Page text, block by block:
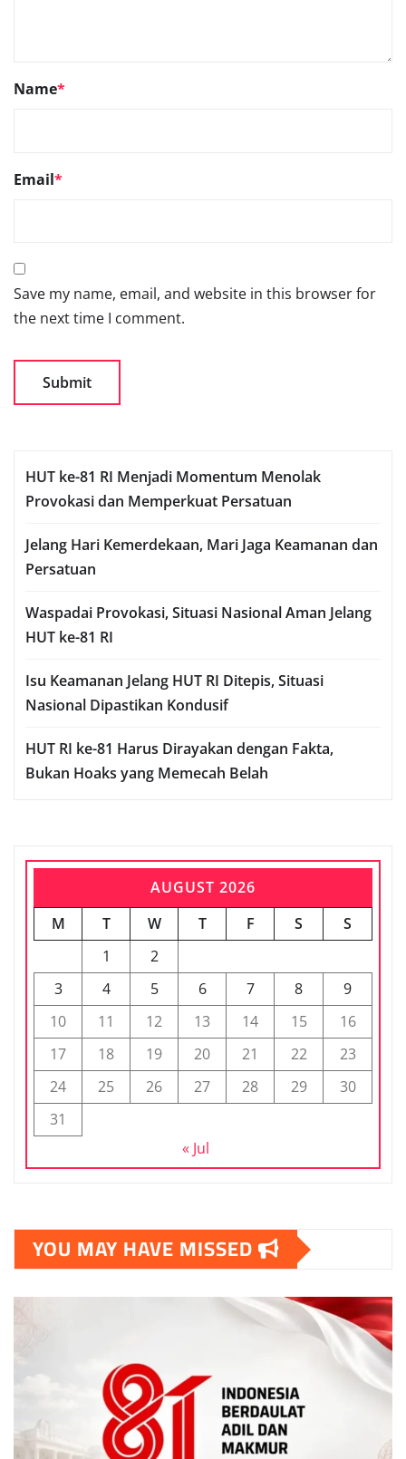
Name*
Email*
Save my name, email, and website in this browser for
the next time I comment.
HUT ke-81 RI Menjadi Momentum Menolak
Provokasi dan Memperkuat Persatuan
Jelang Hari Kemerdekaan, Mari Jaga Keamanan dan
Persatuan
Waspadai Provokasi, Situasi Nasional Aman Jelang
HUT ke-81 RI
Isu Keamanan Jelang HUT RI Ditepis, Situasi
Nasional Dipastikan Kondusif
HUT RI ke-81 Harus Dirayakan dengan Fakta,
Bukan Hoaks yang Memecah Belah
AUGUST 2026
M
T W T F S
S
1
2
3
4 5 6 7 8
9
10
11 12 13 14 15
16
17
18 19 20 21 22
23
24
25 26 27 28 29
30
31
« Jul
YOU MAY HAVE MISSED